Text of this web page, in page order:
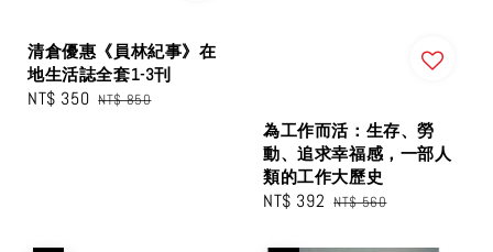
清倉優惠《員林紀事》在
地生活誌全套1-3刊
Sale
NT$ 350 Regular
NT$ 850
為工作而活：生存、勞
動、追求幸福感，一部人
類的工作大歷史
Sale
NT$ 392 Regular
NT$ 560